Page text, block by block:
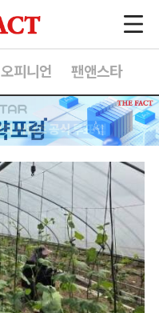
오피니언 팬앤스타